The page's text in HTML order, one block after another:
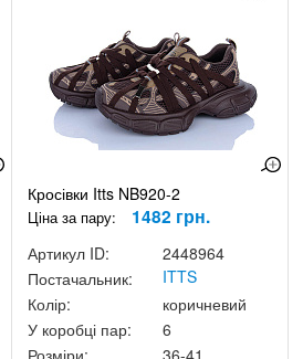
Кросівки Itts NB920-2
Ціна за пару: 1482 грн.
Артикул ID:
2448964
Постачальник:
ITTS
Колір:
коричневий
У коробці пар:
6